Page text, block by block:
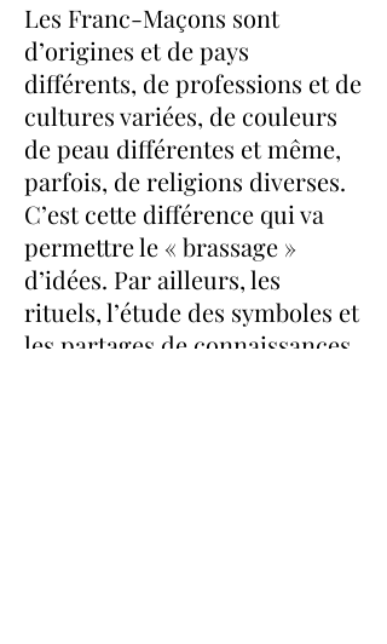
Les Franc-Maçons sont
d’origines et de pays
différents, de professions et de
cultures variées, de couleurs
de peau différentes et même,
parfois, de religions diverses.
C’est cette différence qui va
permettre le « brassage »
d’idées. Par ailleurs, les
rituels, l’étude des symboles et
les partages de connaissances